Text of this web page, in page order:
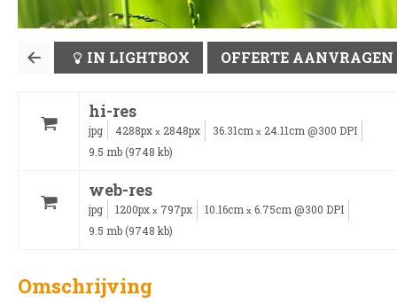
IN LIGHTBOX OFFERTE AANVRAGEN
hi-res
jpg 4288px x 2848px 36.31cm x 24.11cm @300 DPI
9.5 mb (9748 kb)
web-res
jpg 1200px x 797px 10.16cm x 6.75cm @300 DPI
9.5 mb (9748 kb)
Omschrijving